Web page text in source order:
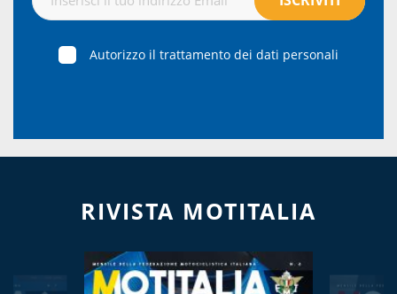
Autorizzo il trattamento dei dati personali
RIVISTA MOTITALIA